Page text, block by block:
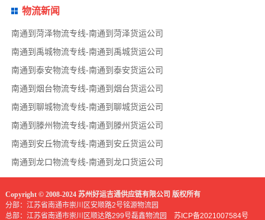
物流新闻
南通到菏泽物流专线-南通到菏泽货运公司
南通到禹城物流专线-南通到禹城货运公司
南通到泰安物流专线-南通到泰安货运公司
南通到烟台物流专线-南通到烟台货运公司
南通到聊城物流专线-南通到聊城货运公司
南通到滕州物流专线-南通到滕州货运公司
南通到安丘物流专线-南通到安丘货运公司
南通到龙口物流专线-南通到龙口货运公司
Copyright © 2008-2024 苏州好运吉通供应链有限公司 版权所有
分部：江苏省南通市崇川区安顺路2号铭源物流园
总部：江苏省南通市崇川区顺达路299号磊鑫物流园 苏ICP备2021007584号